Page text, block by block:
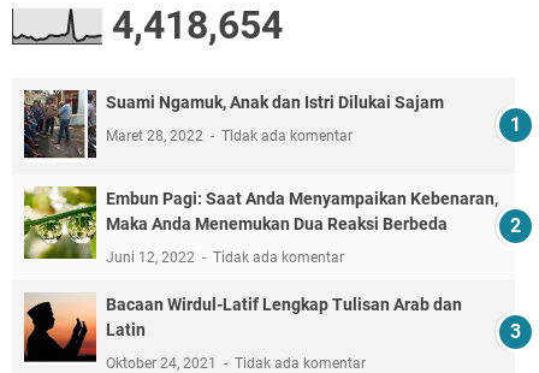
4,418,654
Suami Ngamuk, Anak dan Istri Dilukai Sajam
Maret 28, 2022 Tidak ada komentar
Embun Pagi: Saat Anda Menyampaikan Kebenaran,
Maka Anda Menemukan Dua Reaksi Berbeda
Juni 12, 2022 Tidak ada komentar
Bacaan Wirdul-Latif Lengkap Tulisan Arab dan
Latin
Oktober 24, 2021 Tidak ada komentar